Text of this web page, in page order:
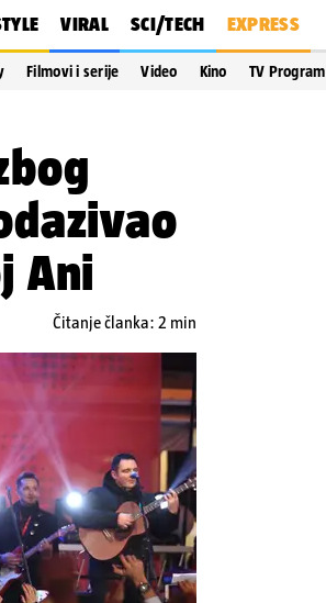
VIRAL SCI/TECH EXPRESS
Filmovi i serije Video Kino TV Program
Ani
Čitanje članka: 2 min